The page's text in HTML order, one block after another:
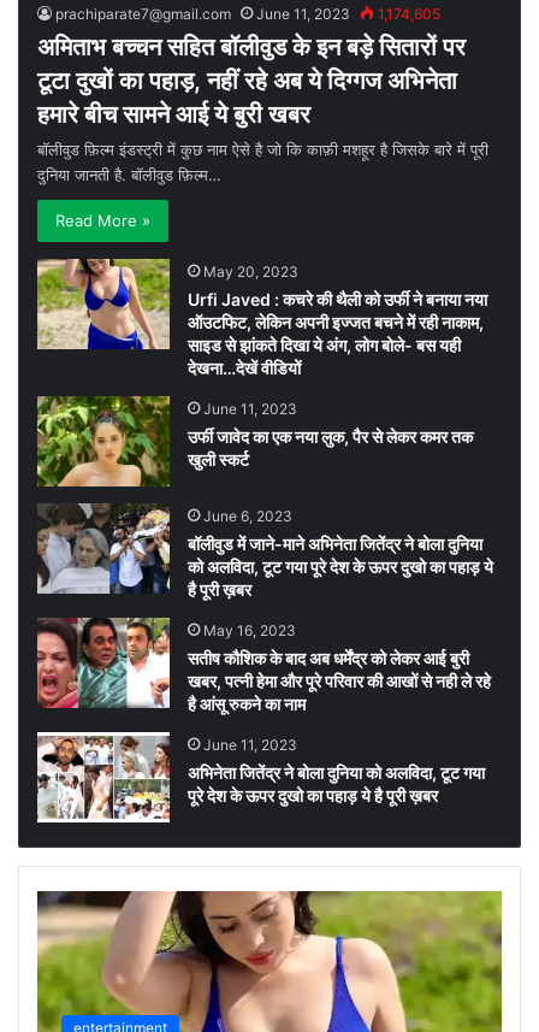
prachiparate7@gmail.com June 11, 2023 1,174,605
अमिताभ बच्चन सहित बॉलीवुड के इन बड़े सितारों पर
टूटा दुखों का पहाड़, नहीं रहे अब ये दिग्गज अभिनेता
हमारे बीच सामने आई ये बुरी खबर
बॉलीवुड फ़िल्म इंडस्ट्री में कुछ नाम ऐसे है जो कि काफ़ी मशहूर है जिसके बारे में पूरी
दुनिया जानती है. बॉलीवुड फ़िल्म…
Read More »
May 20, 2023
Urfi Javed : कचरे की थैली को उर्फी ने बनाया नया
ऑउटफिट, लेकिन अपनी इज्जत बचने में रही नाकाम,
साइड से झांकते दिखा ये अंग, लोग बोले- बस यही
देखना…देखें वीडियों
June 11, 2023
उर्फी जावेद का एक नया लुक, पैर से लेकर कमर तक
खुली स्कर्ट
June 6, 2023
बॉलीवुड में जाने-माने अभिनेता जितेंद्र ने बोला दुनिया
को अलविदा, टूट गया पूरे देश के ऊपर दुखो का पहाड़ ये
है पूरी ख़बर
May 16, 2023
सतीष कौशिक के बाद अब धर्मेंद्र को लेकर आई बुरी
खबर, पत्नी हेमा और पूरे परिवार की आखों से नही ले रहे
है आंसू रुकने का नाम
June 11, 2023
अभिनेता जितेंद्र ने बोला दुनिया को अलविदा, टूट गया
पूरे देश के ऊपर दुखो का पहाड़ ये है पूरी ख़बर
entertainment